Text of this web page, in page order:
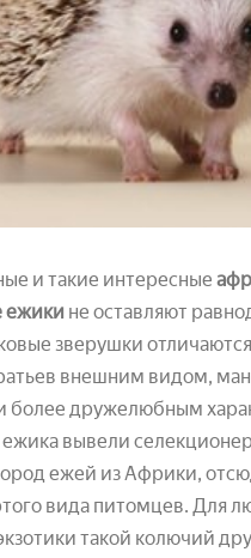
и такие интересные
ежики не оставляют
зверушки
внешним видом,
более дружелюбным
вывели
ежей из Африки,
вида питомцев. Для
такой колючий